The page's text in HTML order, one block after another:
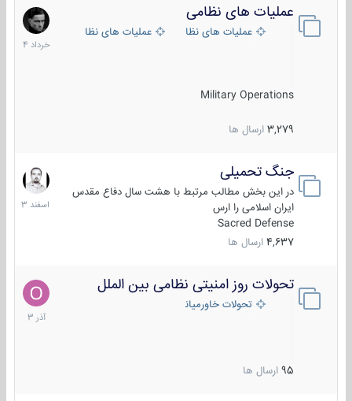
عملیات های نظامی
عملیات های نظامی ایرانعملیات های نظامی خارجی
Military Operations
3,279 ارسال ها
5
خرداد
1404
جنگ تحمیلی
در این بخش مطالب مرتبط با هشت سال دفاع مقدس
ایران اسلامی را ارس
Sacred Defense
4,637 ارسال ها
20
اسفند
1403
تحولات روز امنیتی نظامی بین الملل
تحولات خاورمیانه
95 ارسال ها
21
آذر
1403